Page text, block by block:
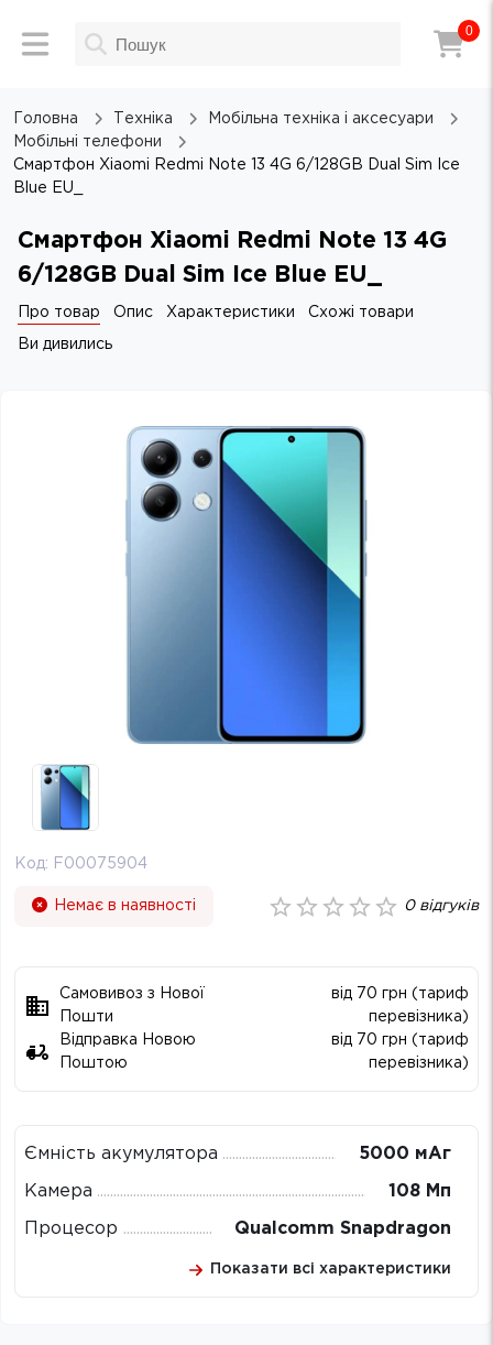
0
Головна Техніка
Мобільна техніка і аксесуари
Мобільні телефони
Смартфон Xiaomi Redmi Note 13 4G 6/128GB Dual Sim Ice
Blue EU_
Смартфон Xiaomi Redmi Note 13 4G
6/128GB Dual Sim Ice Blue EU_
Про товар Опис Характеристики Схожі товари
Ви дивились
Код: F00075904
Немає в наявності 0відгуків
Самовивоз з Нової
Пошти
від 70 грн (тариф
перевізника)
Відправка Новою
Поштою
від 70 грн (тариф
перевізника)
Ємність акумулятора 5000 мАг
Камера 108 Мп
Процесор Qualcomm Snapdragon
Показати всі характеристики